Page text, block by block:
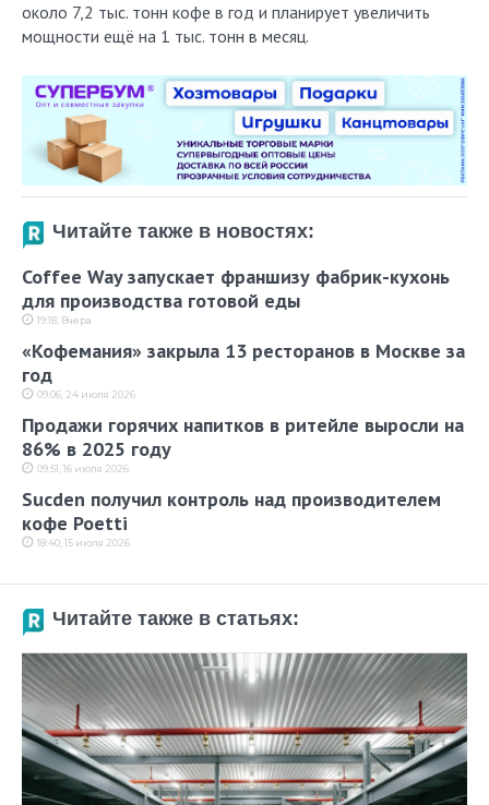
около 7,2 тыс. тонн кофе в год и планирует увеличить
мощности ещё на 1 тыс. тонн в месяц.
Читайте также в новостях:
Coffee Way запускает франшизу фабрик-кухонь
для производства готовой еды
19:18, Вчера
«Кофемания» закрыла 13 ресторанов в Москве за
год
09:06, 24 июля 2026
Продажи горячих напитков в ритейле выросли на
86% в 2025 году
09:51, 16 июля 2026
Sucden получил контроль над производителем
кофе Poetti
18:40, 15 июля 2026
Читайте также в статьях: